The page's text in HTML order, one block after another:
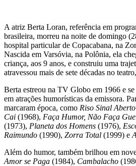
A atriz Berta Loran, referência em
brasileira, morreu na noite de domingo
hospital particular de Copacabana, na
Nascida em Varsóvia, na Polônia, ela
criança, aos 9 anos, e construiu uma
atravessou mais de sete décadas no
Berta estreou na TV Globo em 1966 e
em atrações humorísticas da emissora.
marcaram época, como Riso Sinal Aberto
Cai (1968), Faça Humor, Não Faça
(1973), Planeta dos Homens (1976),
Raimundo (1990), Zorra Total (1999) e
Além do humor, também brilhou em
Amor se Paga (1984), Cambalacho